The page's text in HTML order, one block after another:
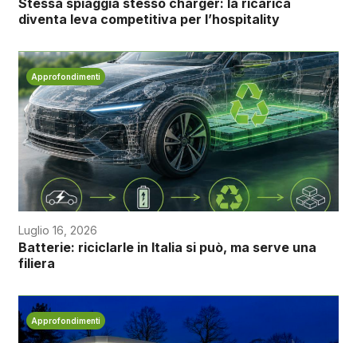
diventa leva competitiva per l’hospitality
Approfondimenti
Luglio 16, 2026
Batterie: riciclarle in Italia si può, ma serve una
filiera
Approfondimenti